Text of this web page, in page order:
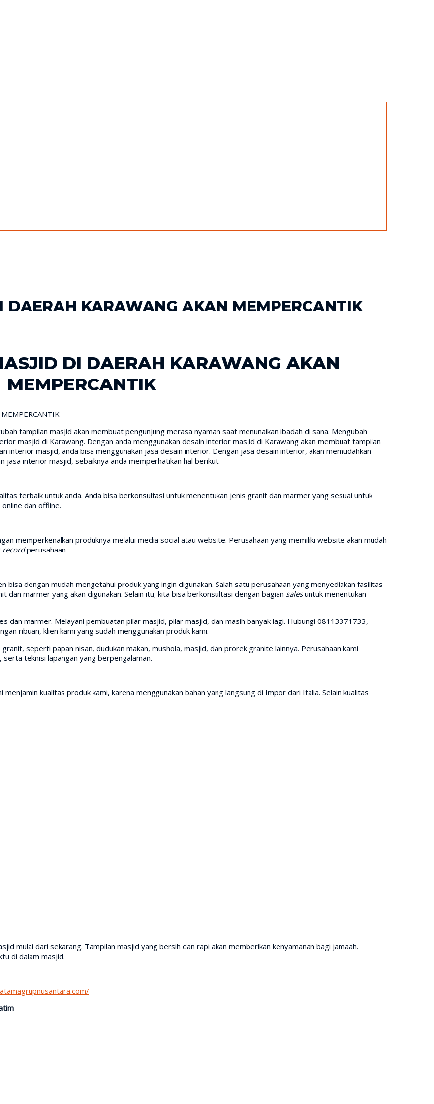
DAERAH KARAWANG AKAN MEMPERCANTIK
DI DAERAH KARAWANG AKAN
MEMPERCANTIK
tampilan masjid akan membuat pengunjung merasa nyaman saat menunaikan ibadah di sana. Mengubah
masjid di Karawang. Dengan anda menggunakan desain interior masjid di Karawang akan membuat tampilan
interior masjid, anda bisa menggunakan jasa desain interior. Dengan jasa desain interior, akan memudahkan
jasa interior masjid, sebaiknya anda memperhatikan hal berikut.
terbaik untuk anda. Anda bisa berkonsultasi untuk menentukan jenis granit dan marmer yang sesuai untuk
dan offline.
memperkenalkan produknya melalui media social atau website. Perusahaan yang memiliki website akan mudah
recordperusahaan.
dengan mudah mengetahui produk yang ingin digunakan. Salah satu perusahaan yang menyediakan fasilitas
marmer yang akan digunakan. Selain itu, kita bisa berkonsultasi dengan bagian salesuntuk menentukan
dan marmer. Melayani pembuatan pilar masjid, pilar masjid, dan masih banyak lagi. Hubungi 08113371733,
ribuan, klien kami yang sudah menggunakan produk kami.
seperti papan nisan, dudukan makan, mushola, masjid, dan prorek granite lainnya. Perusahaan kami
teknisi lapangan yang berpengalaman.
kualitas produk kami, karena menggunakan bahan yang langsung di Impor dari Italia. Selain kualitas
mulai dari sekarang. Tampilan masjid yang bersih dan rapi akan memberikan kenyamanan bagi jamaah.
di dalam masjid.